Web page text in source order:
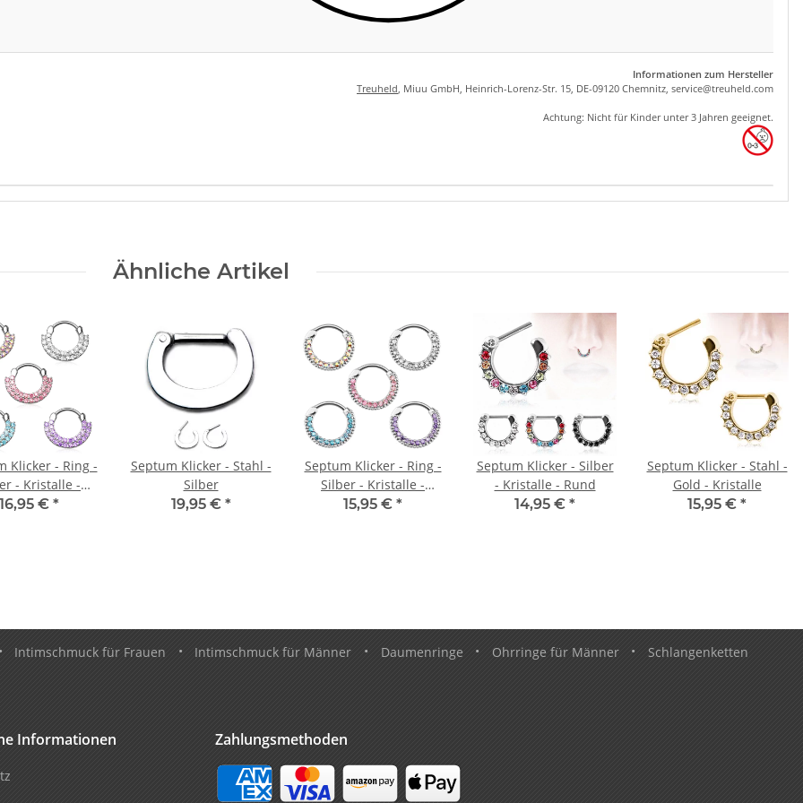
Informationen zum Hersteller
Treuheld, Miuu GmbH, Heinrich-Lorenz-Str. 15, DE-09120 Chemnitz, service@treuheld.com
Achtung: Nicht für Kinder unter 3 Jahren geeignet.
Ähnliche Artikel
Klicker - Ring -
- Kristalle -
Doppel
16,95 € *
Septum Klicker - Stahl -
Silber
19,95 € *
Septum Klicker - Ring -
Silber - Kristalle -
Classic
15,95 € *
Septum Klicker - Silber
- Kristalle - Rund
14,95 € *
Septum Klicker - Stahl -
Gold - Kristalle
15,95 € *
• Intimschmuck für Frauen • Intimschmuck für Männer • Daumenringe • Ohrringe für Männer • Schlangenketten
Informationen Zahlungsmethoden